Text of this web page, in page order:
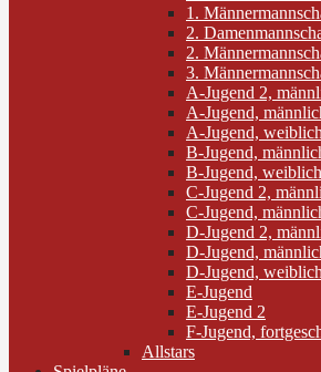
1.
2.
2.
3.
A-Jugend 2,
A-Jugend,
A-Jugend, weiblich
B-Jugend,
B-Jugend, weiblich
C-Jugend 2,
C-Jugend,
D-Jugend 2,
D-Jugend,
D-Jugend, weiblich
E-Jugend
E-Jugend 2
F-Jugend,
Allstars